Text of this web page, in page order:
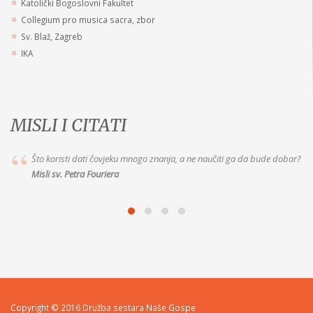
Katolički Bogoslovni Fakultet
Collegium pro musica sacra, zbor
Sv. Blaž, Zagreb
IKA
MISLI I CITATI
Marija je vaša dobra Majka, idite k Njoj s pouzdanjem. Jer ako joj želite
vjerno služiti, ispunit će vam to što
Copyright © 2016 Družba sestara Naše Gospe